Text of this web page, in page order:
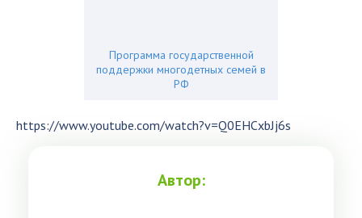
Программа государственной
поддержки многодетных семей в
РФ
https://www.youtube.com/watch?v=Q0EHCxbJj6s
Автор: